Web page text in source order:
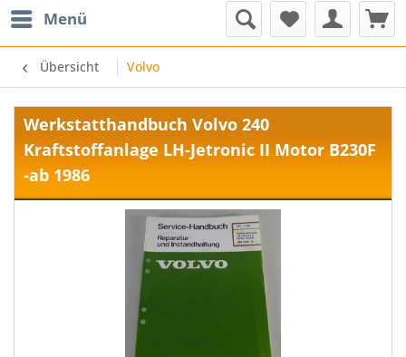
Menü
Übersicht Volvo
Werkstatthandbuch Volvo 240
Kraftstoffanlage LH-Jetronic II Motor B230F
-ab 1986